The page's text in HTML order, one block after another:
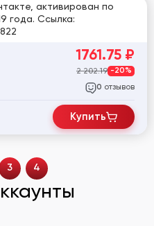
активирован по
года. Ссылка:
1761.75 ₽
2 202.19 -20%
0 отзывов
Купить
3 4